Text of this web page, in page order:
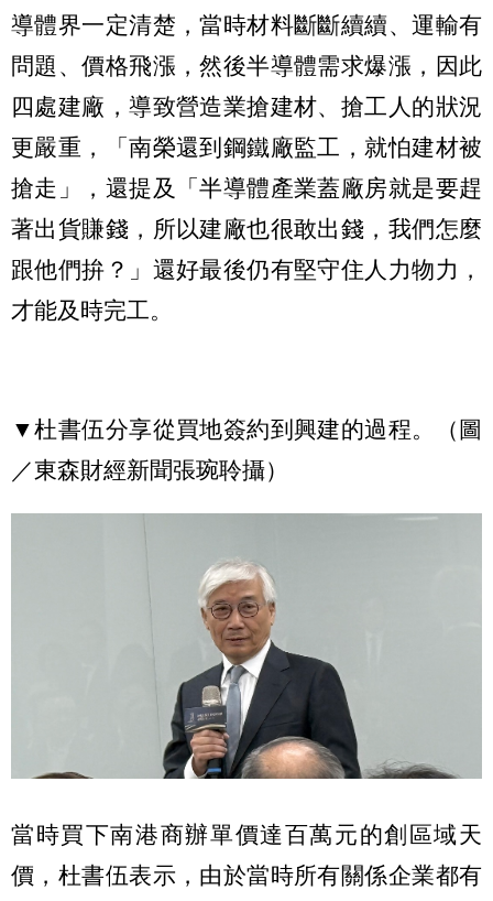
導體界一定清楚，當時材料斷斷續續、運輸有
問題、價格飛漲，然後半導體需求爆漲，因此
四處建廠，導致營造業搶建材、搶工人的狀況
更嚴重，「南榮還到鋼鐵廠監工，就怕建材被
搶走」，還提及「半導體產業蓋廠房就是要趕
著出貨賺錢，所以建廠也很敢出錢，我們怎麼
跟他們拚？」還好最後仍有堅守住人力物力，
才能及時完工。
▼杜書伍分享從買地簽約到興建的過程。（圖
／東森財經新聞張琬聆攝）
當時買下南港商辦單價達百萬元的創區域天
價，杜書伍表示，由於當時所有關係企業都有